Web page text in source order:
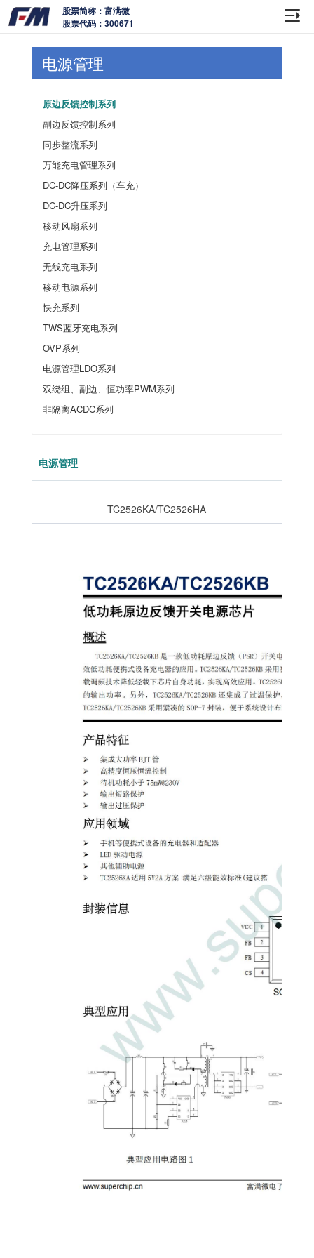
股票简称：富满微
股票代码：300671
电源管理
原边反馈控制系列
副边反馈控制系列
同步整流系列
万能充电管理系列
DC-DC降压系列（车充）
DC-DC升压系列
移动风扇系列
充电管理系列
无线充电系列
移动电源系列
快充系列
TWS蓝牙充电系列
OVP系列
电源管理LDO系列
双绕组、副边、恒功率PWM系列
非隔离ACDC系列
电源管理
TC2526KA/TC2526HA